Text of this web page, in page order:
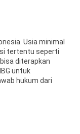
Usia minimal
tertentu seperti
diterapkan
untuk
hukum dari